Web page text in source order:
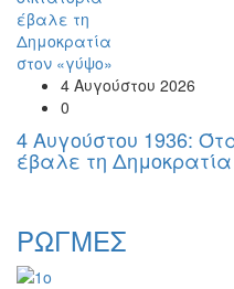
4 Αυγούστου 2026
0
4 Αυγούστου 1936:
έβαλε τη
ΡΩΓΜΕΣ